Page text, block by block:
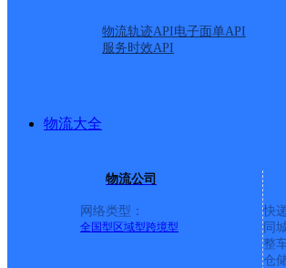
物流轨迹API电子面单API
服务时效API
物流大全
物流公司
网络类型：
全国型 区域型跨境型
快
同
整
仓